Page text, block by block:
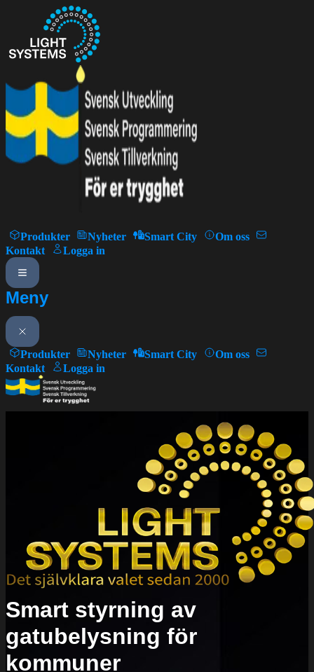
Produkter Nyheter Smart City
Om oss
Kontakt
Logga in
Meny
Produkter Nyheter Smart City
Om oss
Kontakt
Logga in
Smart styrning av
gatubelysning för
kommuner